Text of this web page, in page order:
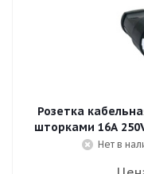
Розетка
шторками 16A
Нет в